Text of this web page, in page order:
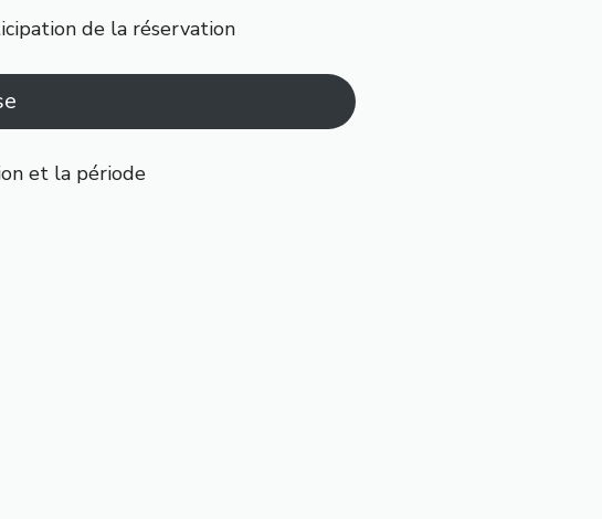
de la réservation
et la période